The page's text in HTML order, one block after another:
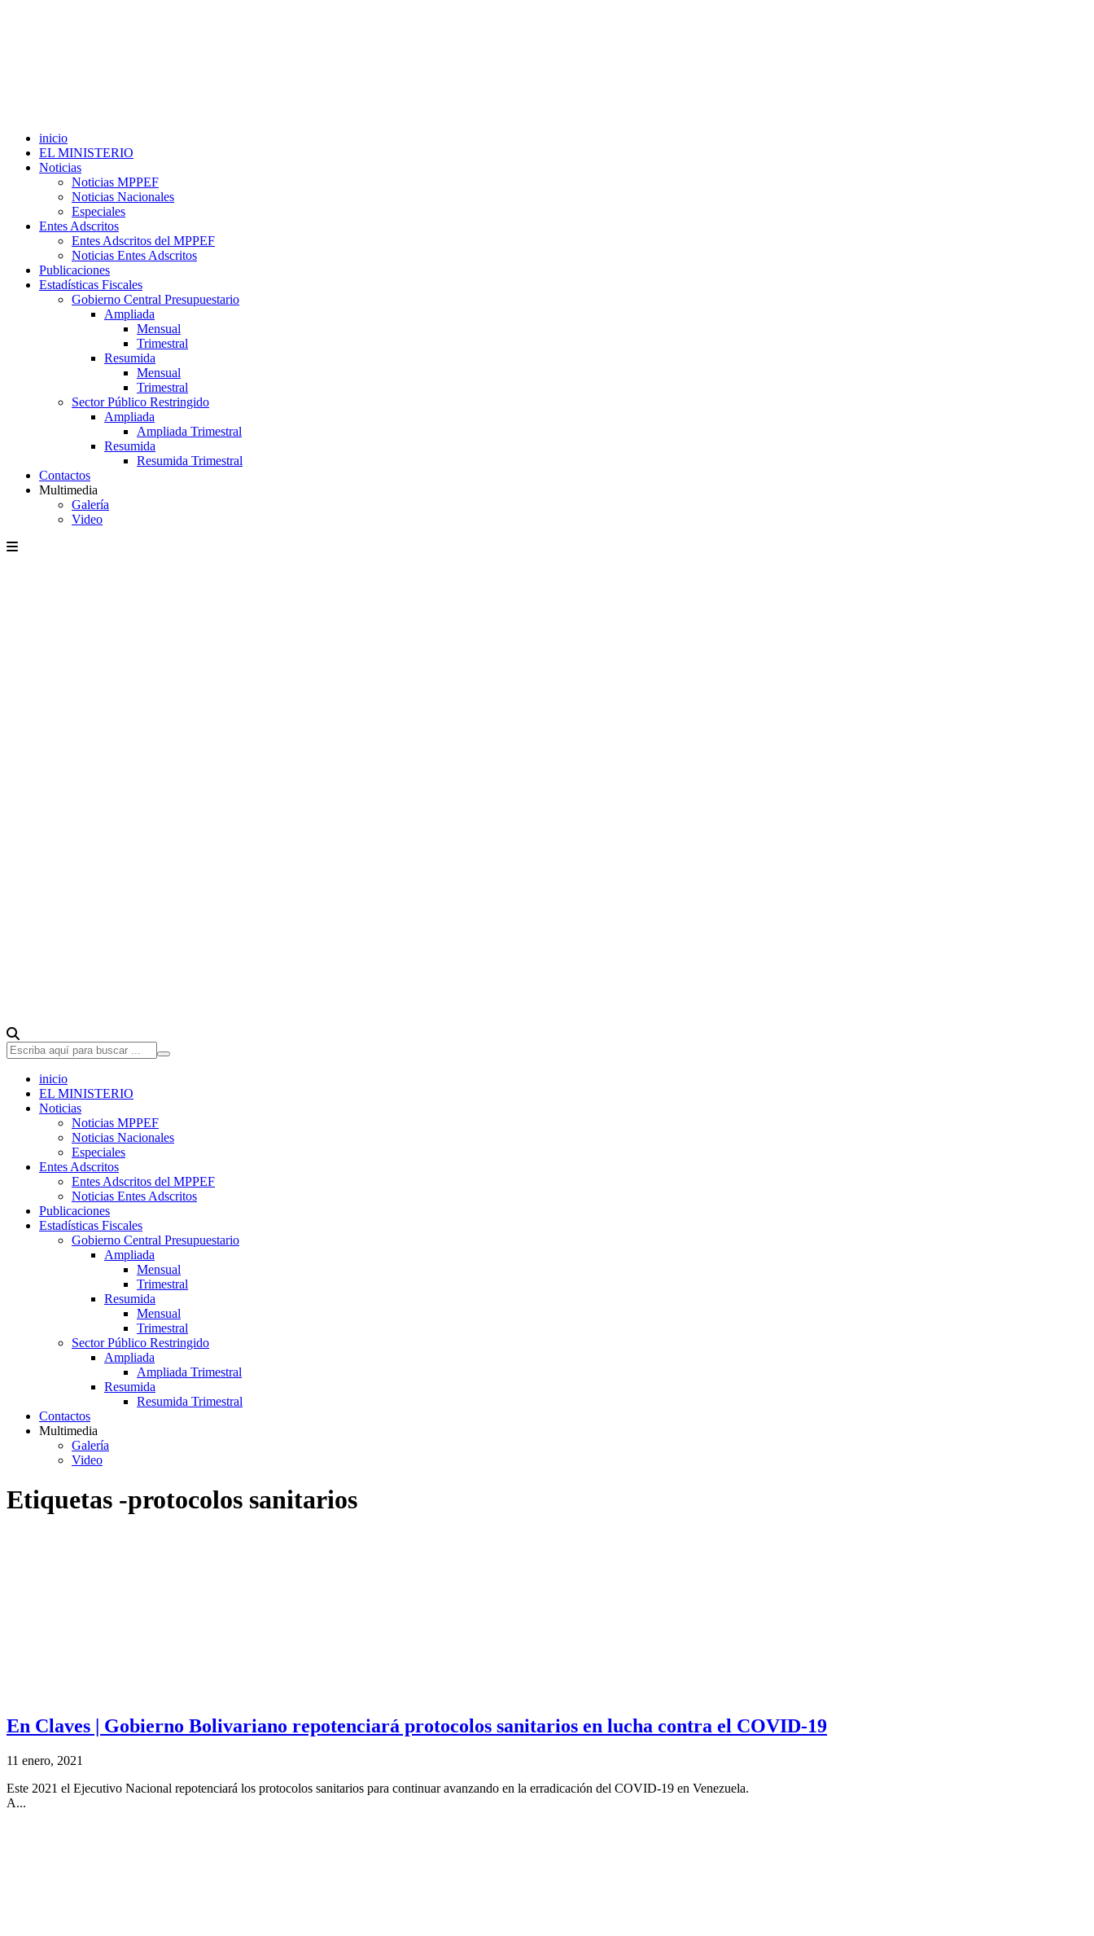
inicio
EL MINISTERIO
Noticias
Noticias MPPEF
Noticias Nacionales
Especiales
Entes Adscritos
Entes Adscritos del MPPEF
Noticias Entes Adscritos
Publicaciones
Estadísticas Fiscales
Gobierno Central Presupuestario
Ampliada
Mensual
Trimestral
Resumida
Mensual
Trimestral
Sector Público Restringido
Ampliada
Ampliada Trimestral
Resumida
Resumida Trimestral
Contactos
Multimedia
Galería
Video
inicio
EL MINISTERIO
Noticias
Noticias MPPEF
Noticias Nacionales
Especiales
Entes Adscritos
Entes Adscritos del MPPEF
Noticias Entes Adscritos
Publicaciones
Estadísticas Fiscales
Gobierno Central Presupuestario
Ampliada
Mensual
Trimestral
Resumida
Mensual
Trimestral
Sector Público Restringido
Ampliada
Ampliada Trimestral
Resumida
Resumida Trimestral
Contactos
Multimedia
Galería
Video
Etiquetas -protocolos sanitarios
En Claves | Gobierno Bolivariano repotenciará protocolos sanitarios en lucha contra el COVID-19
11 enero, 2021
Este 2021 el Ejecutivo Nacional repotenciará los protocolos sanitarios para continuar avanzando en la erradicación del COVID-19 en Venezuela.
A...